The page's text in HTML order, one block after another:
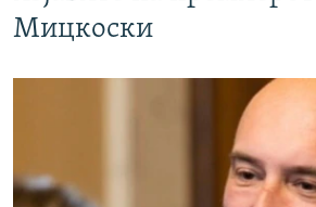
Мицкоски